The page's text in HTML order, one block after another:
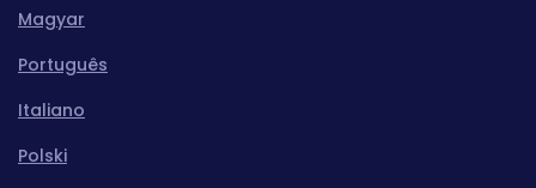
Magyar
Português
Italiano
Polski